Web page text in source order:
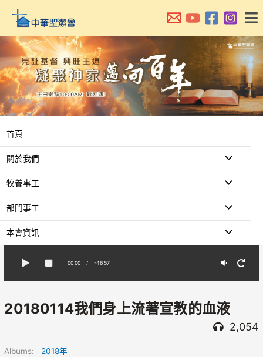
主
內
容
首頁
關於我們
牧養事工
部門事工
本會資訊
00:00 / -46:57
20180114我們身上流著宣教的血液
2,054
Albums: 2018年